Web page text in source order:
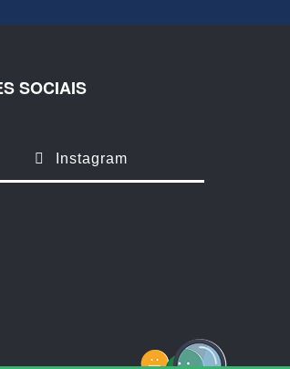
SOCIAIS
Instagram